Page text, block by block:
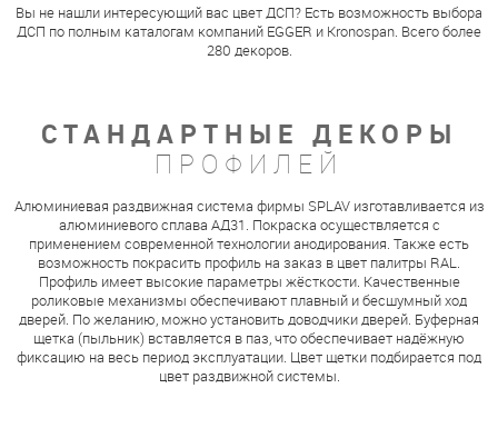
Вы не нашли интересующий вас цвет ДСП? Есть возможность выбора
ДСП по полным каталогам компаний EGGER и Kronospan. Всего более
280 декоров.
СТАНДАРТНЫЕ ДЕКОРЫ
ПРОФИЛЕЙ
Алюминиевая раздвижная система фирмы SPLAV изготавливается из
алюминиевого сплава АД31. Покраска осуществляется с
применением современной технологии анодирования. Также есть
возможность покрасить профиль на заказ в цвет палитры RAL.
Профиль имеет высокие параметры жёсткости. Качественные
роликовые механизмы обеспечивают плавный и бесшумный ход
дверей. По желанию, можно установить доводчики дверей. Буферная
щетка (пыльник) вставляется в паз, что обеспечивает надёжную
фиксацию на весь период эксплуатации. Цвет щетки подбирается под
цвет раздвижной системы.